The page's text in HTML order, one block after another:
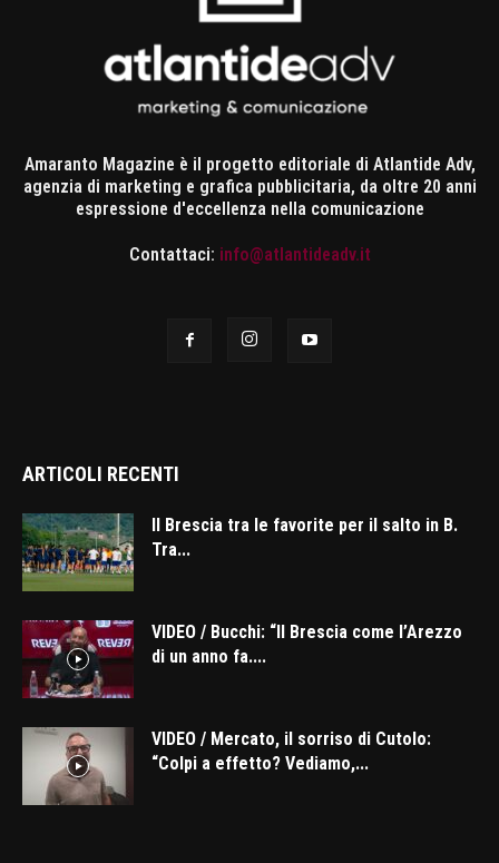
Amaranto Magazine è il progetto editoriale di Atlantide Adv,
agenzia di marketing e grafica pubblicitaria, da oltre 20 anni
espressione d'eccellenza nella comunicazione
Contattaci: info@atlantideadv.it
ARTICOLI RECENTI
Il Brescia tra le favorite per il salto in B.
Tra...
VIDEO / Bucchi: “Il Brescia come l’Arezzo
di un anno fa....
VIDEO / Mercato, il sorriso di Cutolo:
“Colpi a effetto? Vediamo,...